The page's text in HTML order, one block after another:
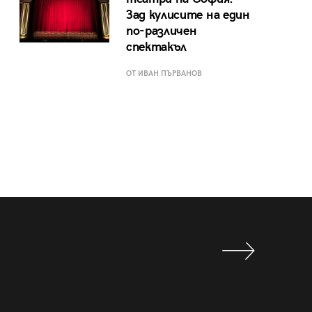
Зад кулисите на един
по-различен
спектакъл
ОТ ИВАН ПЪРВАНОВ